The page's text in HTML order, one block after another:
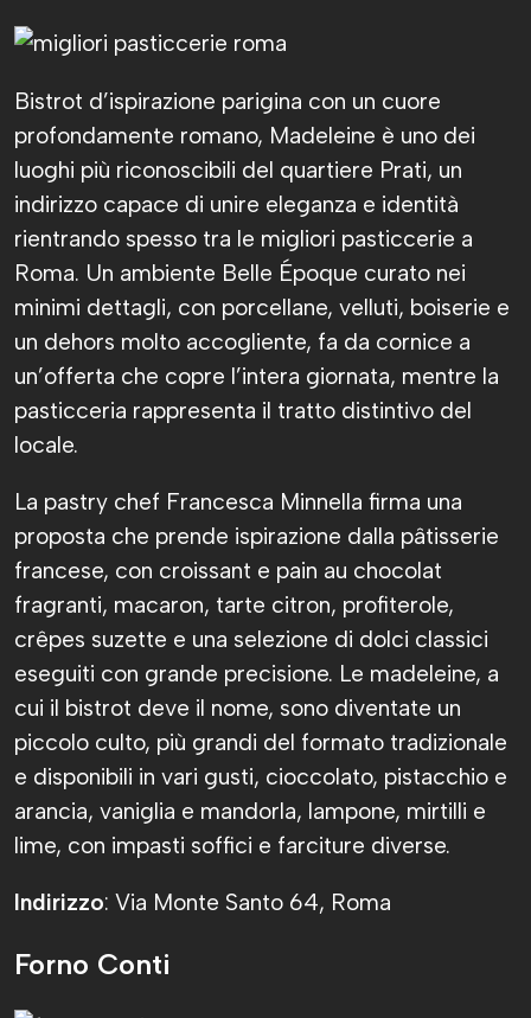
Bistrot d’ispirazione parigina con un cuore
profondamente romano, Madeleine è uno dei
luoghi più riconoscibili del quartiere Prati, un
indirizzo capace di unire eleganza e identità
rientrando spesso tra le migliori pasticcerie a
Roma. Un ambiente Belle Époque curato nei
minimi dettagli, con porcellane, velluti, boiserie e
un dehors molto accogliente, fa da cornice a
un’offerta che copre l’intera giornata, mentre la
pasticceria rappresenta il tratto distintivo del
locale.
La pastry chef Francesca Minnella firma una
proposta che prende ispirazione dalla pâtisserie
francese, con croissant e pain au chocolat
fragranti, macaron, tarte citron, profiterole,
crêpes suzette e una selezione di dolci classici
eseguiti con grande precisione. Le madeleine, a
cui il bistrot deve il nome, sono diventate un
piccolo culto, più grandi del formato tradizionale
e disponibili in vari gusti, cioccolato, pistacchio e
arancia, vaniglia e mandorla, lampone, mirtilli e
lime, con impasti soffici e farciture diverse.
Indirizzo: Via Monte Santo 64, Roma
Forno Conti